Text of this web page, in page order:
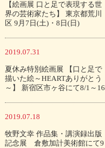
【絵画展 口と足で表現する世
界の芸術家たち】 東京都荒川
区 9月7日(土)・8日(日)
2019.07.31
夏休み特別絵画展 【口と足で
描いた絵～HEARTありがとう
～】 新宿区市ヶ谷にて8/1～16
2019.07.18
牧野文幸 作品集・講演録出版
記念展 倉敷加計美術館にて9